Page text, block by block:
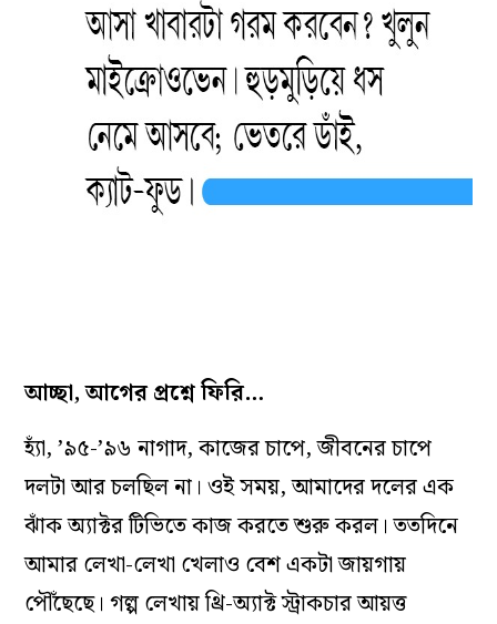
আচ্ছা, আগের প্রশ্নে ফিরি…
হ্যাঁ, ’৯৫-’৯৬ নাগাদ, কাজের চাপে, জীবনের চাপে
দলটা আর চলছিল না। ওই সময়, আমাদের দলের এক
ঝাঁক অ্যাক্টর টিভিতে কাজ করতে শুরু করল। ততদিনে
আমার লেখা-লেখা খেলাও বেশ একটা জায়গায়
পৌঁছেছে। গল্প লেখায় থ্রি-অ্যাক্ট স্ট্রাকচার আয়ত্ত